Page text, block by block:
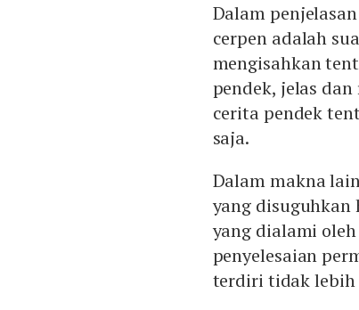
Dalam
cerpen adalah
mengisahkan
pendek, jelas
cerita pendek
saja.
Dalam makna
yang disuguhkan
yang dialami
penyelesaian
terdiri tidak lebih